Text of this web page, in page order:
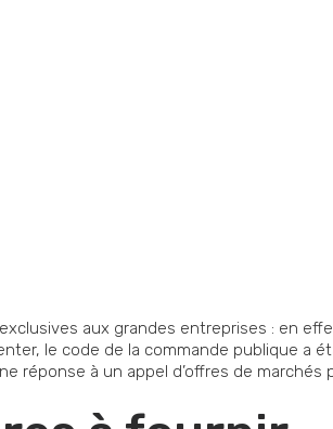
aux grandes entreprises : en
le code de la commande publique a
réponse à un appel d’offres de marchés